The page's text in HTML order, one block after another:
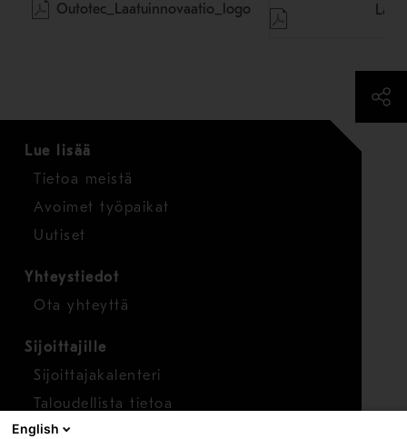
Outotec_Laatuinnovaatio_logo
Lue lisää
Tietoa meistä
Avoimet työpaikat
Uutiset
Yhteystiedot
Ota yhteyttä
Sijoittajille
Sijoittajakalenteri
Taloudellista tietoa
Osakkeet
English